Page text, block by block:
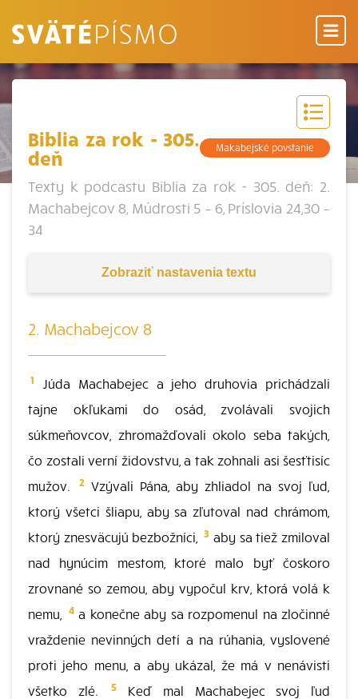
Biblia za rok - 305.
deň
Makabejské povstanie
Texty k podcastu Biblia za rok - 305. deň: 2.
Machabejcov 8, Múdrosti 5 – 6, Príslovia 24,30 –
34
Zobraziť nastavenia textu
2. Machabejcov 8
1
Júda Machabejec a jeho druhovia prichádzali
tajne okľukami do osád, zvolávali svojich
súkmeňovcov, zhromažďovali okolo seba takých,
čo zostali verní židovstvu, a tak zohnali asi šesťtisíc
mužov.
2 Vzývali Pána, aby zhliadol na svoj ľud,
ktorý všetci šliapu, aby sa zľutoval nad chrámom,
ktorý znesväcujú bezbožníci,
3 aby sa tiež zmiloval
nad hynúcim mestom, ktoré malo byť čoskoro
zrovnané so zemou, aby vypočul krv, ktorá volá k
nemu,
4a konečne aby sa rozpomenul na zločinné
vraždenie nevinných detí a na rúhania, vyslovené
proti jeho menu, a aby ukázal, že má v nenávisti
všetko zlé.
5
Keď mal Machabejec svoj ľud